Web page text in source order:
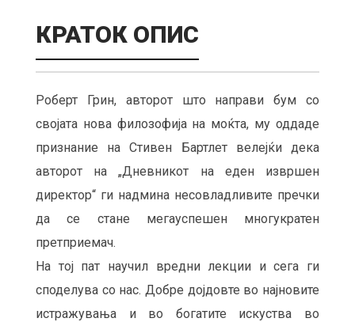
КРАТОК ОПИС
Роберт Грин, авторот што направи бум со
својата нова филозофија на моќта, му оддаде
признание на Стивен Бартлет велејќи дека
авторот на „Дневникот на еден извршен
директор“ ги надмина несовладливите пречки
да се стане мегауспешен многукратен
претприемач.
На тој пат научил вредни лекции и сега ги
споделува со нас. Добре дојдовте во најновите
истражувања и во богатите искуства во